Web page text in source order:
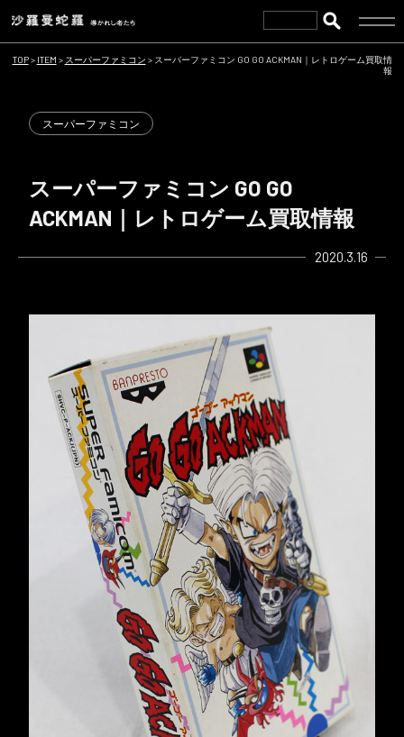
TOP> ITEM > スーパーファミコン > スーパーファミコン GO GO ACKMAN｜レトロゲーム買取情
報
スーパーファミコン
スーパーファミコン GO GO
ACKMAN｜レトロゲーム買取情報
2020.3.16